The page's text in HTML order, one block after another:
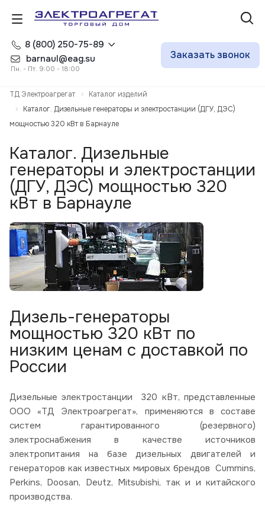
8 (800) 250-75-89
barnaul@eag.su
Пн. - Пт. 9:00 - 18:00
Заказать звонок
ТД Электроагрегат
Каталог изделий
Каталог. Дизельные генераторы и электростанции (ДГУ, ДЭС)
мощностью 320 кВт в Барнауле
Каталог. Дизельные
генераторы и электростанции
(ДГУ, ДЭС) мощностью 320
кВт в Барнауле
Дизель-генераторы
мощностью 320 кВт по
низким ценам с доставкой по
России
Дизельные электростанции 320 кВт, представленные
ООО «ТД Электроагрегат», применяются в составе
систем гарантированного (резервного)
электроснабжения в качестве источников
электропитания на базе дизельных двигателей и
генераторов как известных мировых брендов Cummins,
Perkins, Doosan, Deutz, Mitsubishi, так и и китайского
производства.